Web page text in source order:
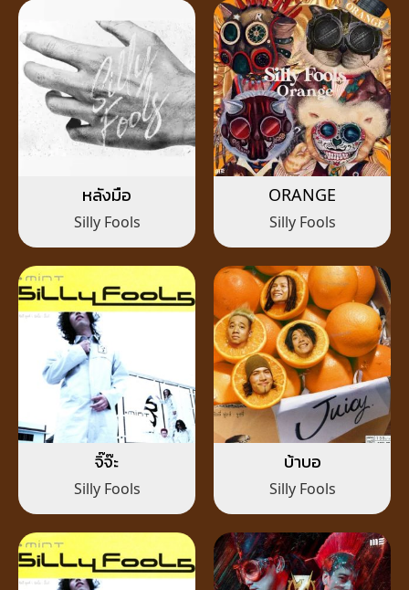
หลังมือ
Silly Fools
ORANGE
Silly Fools
จิ๊จ๊ะ
Silly Fools
บ้าบอ
Silly Fools